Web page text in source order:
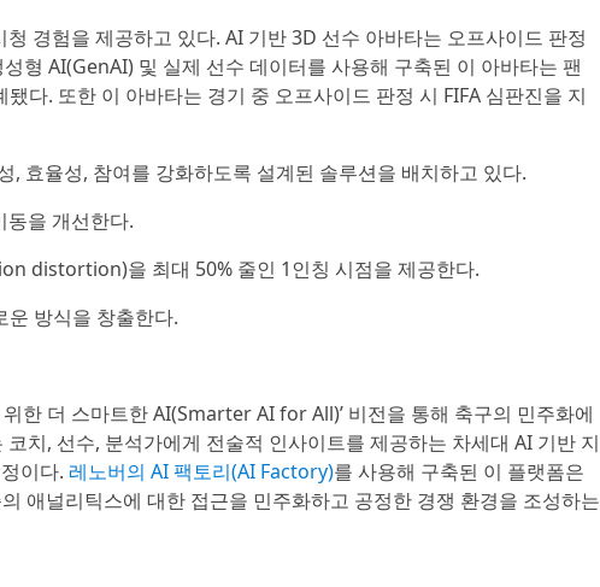
경험을 제공하고 있다. AI 기반 3D 선수 아바타는 오프사이드 판정
형 AI(GenAI) 및 실제 선수 데이터를 사용해 구축된 이 아바타는 팬
다. 또한 이 아바타는 경기 중 오프사이드 판정 시 FIFA 심판진을 지
효율성, 참여를 강화하도록 설계된 솔루션을 배치하고 있다.
동을 개선한다.
distortion)을 최대 50% 줄인 1인칭 시점을 제공한다.
운 방식을 창출한다.
한 더 스마트한 AI(Smarter AI for All)’ 비전을 통해 축구의 민주화에
치, 선수, 분석가에게 전술적 인사이트를 제공하는 차세대 AI 기반 지
이다. 레노버의 AI 팩토리(AI Factory)를 사용해 구축된 이 플랫폼은
애널리틱스에 대한 접근을 민주화하고 공정한 경쟁 환경을 조성하는